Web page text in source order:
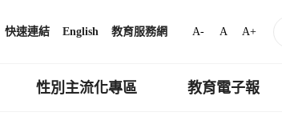
快速連結 English 教育服務網 A- A A+
性別主流化專區 教育電子報